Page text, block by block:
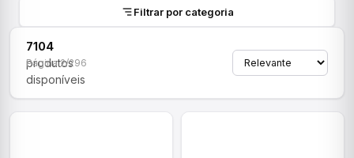
Filtrar por categoria
7104
produtos
disponíveis
Página 2/296